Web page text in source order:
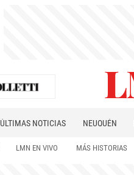
ÚLTIMAS NOTICIAS NEUQUÉN
LMN EN VIVO MÁS HISTORIAS